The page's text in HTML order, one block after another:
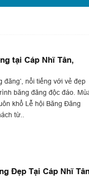
tại Cáp Nhĩ Tân,
đăng’, nổi tiếng với vẻ đẹp
băng đăng độc đáo.
khổ Lễ hội Băng Đăng
từ..
Đẹp Tại Cáp Nhĩ